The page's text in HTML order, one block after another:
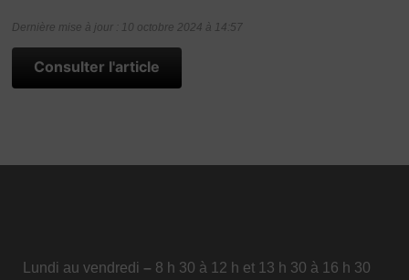
Dernière mise à jour : 10 octobre 2024 à 14:57
Consulter l'article
Lundi au vendredi – 8 h 30 à 12 h et 13 h 30 à 16 h 30